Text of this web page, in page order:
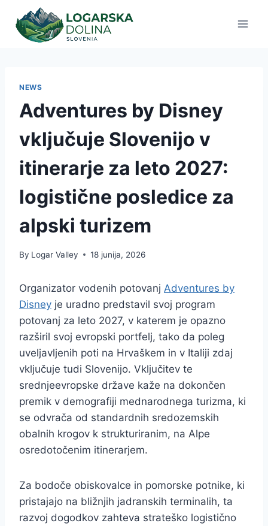
content
NEWS
Adventures by Disney
vključuje Slovenijo v
itinerarje za leto 2027:
logistične posledice za
alpski turizem
By Logar Valley 18 junija, 2026
Organizator vodenih potovanj Adventures by
Disney je uradno predstavil svoj program
potovanj za leto 2027, v katerem je opazno
razširil svoj evropski portfelj, tako da poleg
uveljavljenih poti na Hrvaškem in v Italiji zdaj
vključuje tudi Slovenijo. Vključitev te
srednjeevropske države kaže na dokončen
premik v demografiji mednarodnega turizma, ki
se odvrača od standardnih sredozemskih
obalnih krogov k strukturiranim, na Alpe
osredotočenim itinerarjem.
Za bodoče obiskovalce in pomorske potnike, ki
pristajajo na bližnjih jadranskih terminalih, ta
razvoj dogodkov zahteva strateško logistično